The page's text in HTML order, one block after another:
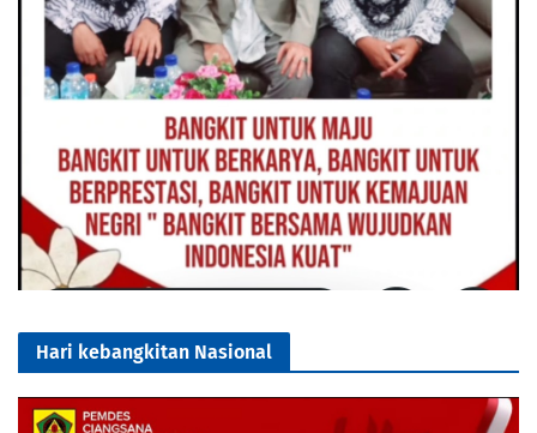
Hari kebangkitan Nasional